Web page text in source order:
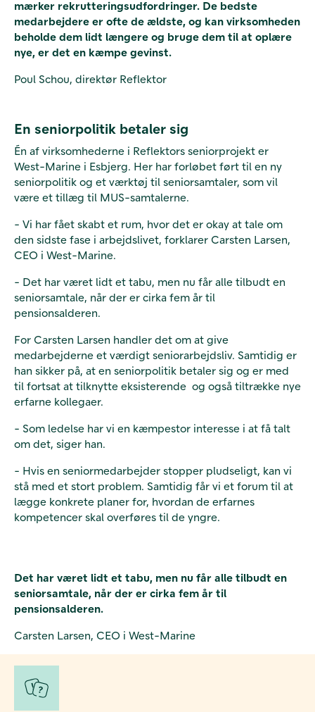
mærker rekrutteringsudfordringer. De bedste
medarbejdere er ofte de ældste, og kan virksomheden
beholde dem lidt længere og bruge dem til at oplære
nye, er det en kæmpe gevinst.
Poul Schou, direktør Reflektor
En seniorpolitik betaler sig
Én af virksomhederne i Reflektors seniorprojekt er
West-Marine i Esbjerg. Her har forløbet ført til en ny
seniorpolitik og et værktøj til seniorsamtaler, som vil
være et tillæg til MUS-samtalerne.
- Vi har fået skabt et rum, hvor det er okay at tale om
den sidste fase i arbejdslivet, forklarer Carsten Larsen,
CEO i West-Marine.
- Det har været lidt et tabu, men nu får alle tilbudt en
seniorsamtale, når der er cirka fem år til
pensionsalderen.
For Carsten Larsen handler det om at give
medarbejderne et værdigt seniorarbejdsliv. Samtidig er
han sikker på, at en seniorpolitik betaler sig og er med
til fortsat at tilknytte eksisterende og også tiltrække nye
erfarne kollegaer.
- Som ledelse har vi en kæmpestor interesse i at få talt
om det, siger han.
- Hvis en seniormedarbejder stopper pludseligt, kan vi
stå med et stort problem. Samtidig får vi et forum til at
lægge konkrete planer for, hvordan de erfarnes
kompetencer skal overføres til de yngre.
Det har været lidt et tabu, men nu får alle tilbudt en
seniorsamtale, når der er cirka fem år til
pensionsalderen.
Carsten Larsen, CEO i West-Marine